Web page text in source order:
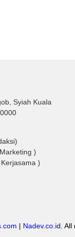
Syiah Kuala
)
)
| Nadev.co.id. All